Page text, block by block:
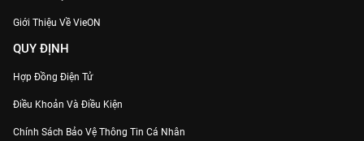
Giới Thiệu Về VieON
QUY ĐỊNH
Hợp Đồng Điện Tử
Điều Khoản Và Điều Kiện
Chính Sách Bảo Vệ Thông Tin Cá Nhân